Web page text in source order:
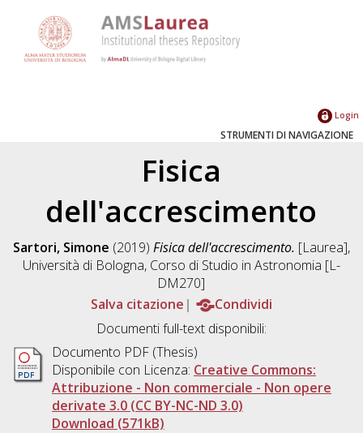
Login
STRUMENTI DI NAVIGAZIONE
Fisica
dell'accrescimento
Sartori, Simone (2019) Fisica dell'accrescimento. [Laurea],
Università di Bologna, Corso di Studio in Astronomia [L-
DM270]
Salva citazione
Condividi
Documenti full-text disponibili:
Documento PDF (Thesis)
Disponibile con Licenza: Creative Commons:
Attribuzione - Non commerciale - Non opere
derivate 3.0 (CC BY-NC-ND 3.0)
Download (571kB)